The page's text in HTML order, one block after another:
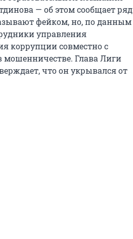
— об этом сообщает ряд
фейком, но, по данным
управления
коррупции совместно с
мошенничестве. Глава Лиги
что он укрывался от